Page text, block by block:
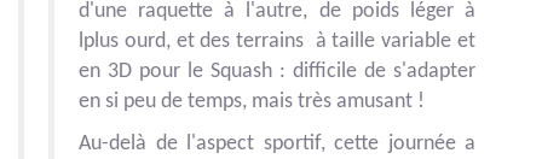
d'une raquette à l'autre, de poids léger à
lplus ourd, et des terrains à taille variable et
en 3D pour le Squash : difficile de s'adapter
en si peu de temps, mais très amusant !
Au-delà de l'aspect sportif, cette journée a